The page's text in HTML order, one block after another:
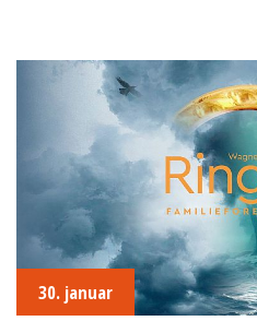
30. januar